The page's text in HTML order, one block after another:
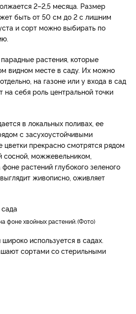
2–2,5 месяца. Размер
быть от 50 см до 2 с лишним
и сорт можно выбирать по
растения, которые
видном месте в саду. Их можно
на газоне или у входа в сад
на себя роль центральной точки
в локальных поливах, ее
с засухоустойчивыми
прекрасно смотрятся рядом
сосной, можжевельником,
растений глубокого зеленого
живописно, оживляет
фоне хвойных растений. Фото
используется в садах.
сортами со стерильными